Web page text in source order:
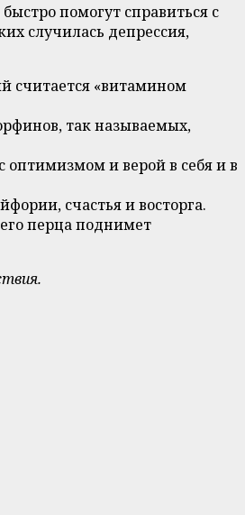
помогут справиться с
случилась депрессия,
считается «витамином
так называемых,
оптимизмом и верой в себя и в
счастья и восторга.
перца поднимет